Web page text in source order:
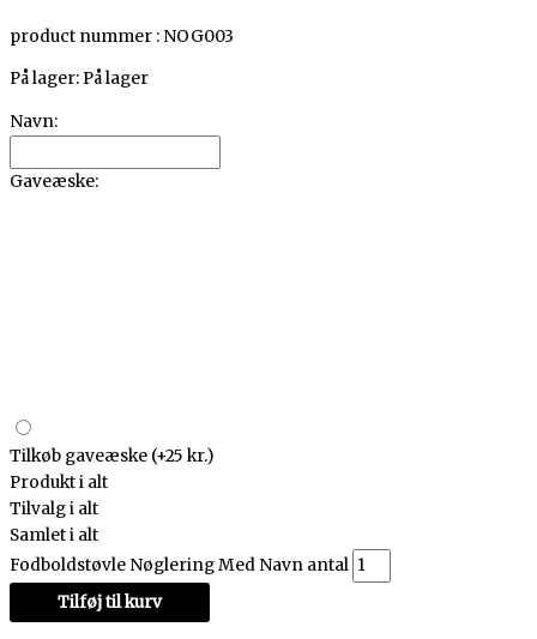
product nummer : NOG003
På lager: På lager
Navn:
Gaveæske:
Tilkøb gaveæske (+25 kr.)
Produkt i alt
Tilvalg i alt
Samlet i alt
Fodboldstøvle Nøglering Med Navn antal
Tilføj til kurv